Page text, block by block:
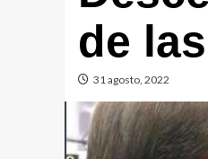
de
31 agosto, 2022